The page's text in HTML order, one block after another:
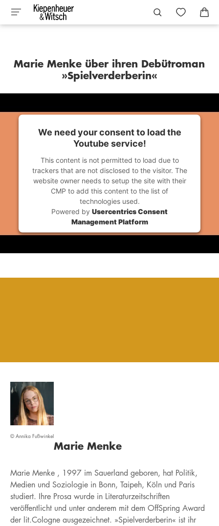
Marie Menke über ihren Debütroman
»Spielverderberin«
We need your consent to load the
Youtube service!
This content is not permitted to load due to
trackers that are not disclosed to the visitor. The
website owner needs to setup the site with their
CMP to add this content to the list of
technologies used.
Powered by Usercentrics Consent
Management Platform
© Annika Fußwinkel
Marie Menke
Marie Menke , 1997 im Sauerland geboren, hat Politik,
Medien und Soziologie in Bonn, Taipeh, Köln und Paris
studiert. Ihre Prosa wurde in Literaturzeitschriften
veröffentlicht und unter anderem mit dem OffSpring Award
der lit.Cologne ausgezeichnet. »Spielverderberin« ist ihr